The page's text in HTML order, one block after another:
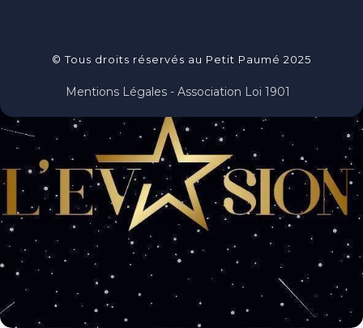
© Tous droits réservés au Petit Paumé 2025
Mentions Légales - Association Loi 1901